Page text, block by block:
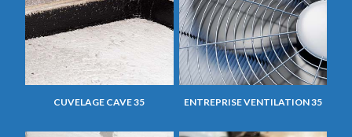
CUVELAGE CAVE 35 ENTREPRISE VENTILATION 35